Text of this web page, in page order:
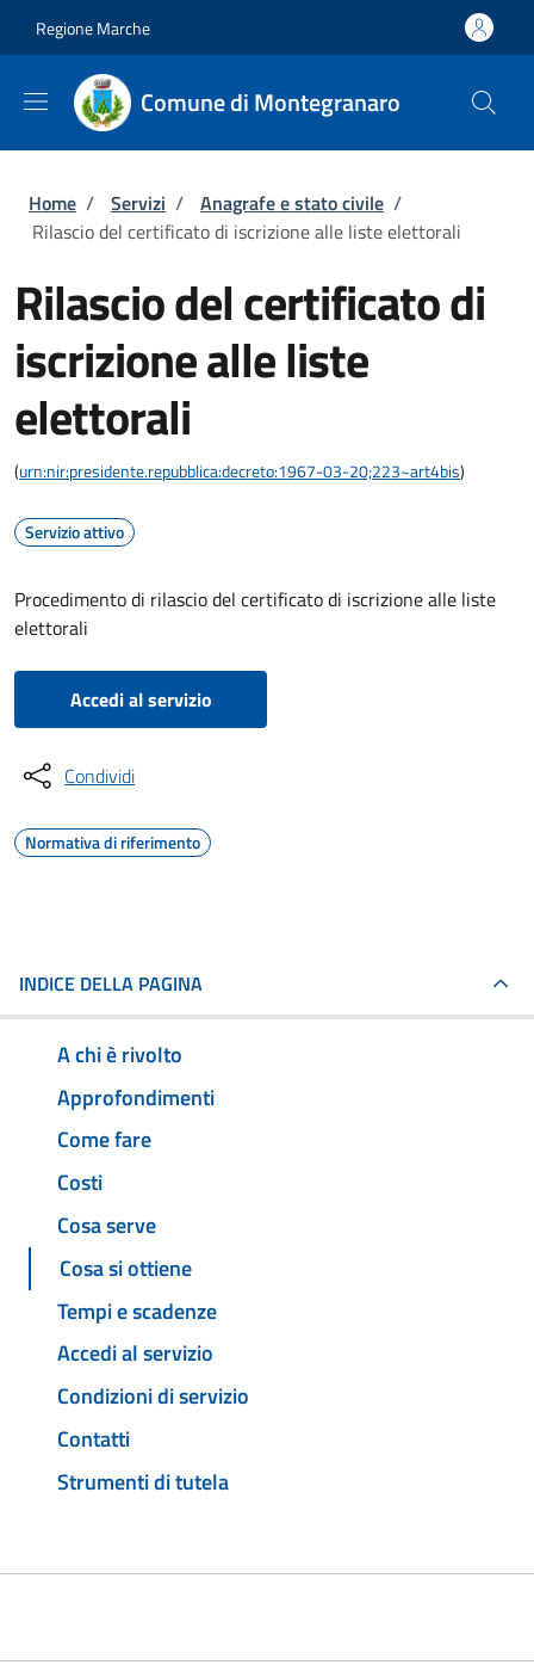
Regione Marche
Comune di Montegranaro
Briciole di pane
Home / Servizi / Anagrafe e stato civile /
Rilascio del certificato di iscrizione alle liste elettorali
Rilascio del certificato di
iscrizione alle liste
elettorali
(urn:nir:presidente.repubblica:decreto:1967-03-20;223~art4bis)
Servizio attivo
Procedimento di rilascio del certificato di iscrizione alle liste
elettorali
Accedi al servizio
Condividi
Normativa di riferimento
INDICE DELLA PAGINA
A chi è rivolto
Approfondimenti
Come fare
Costi
Cosa serve
Cosa si ottiene
Tempi e scadenze
Accedi al servizio
Condizioni di servizio
Contatti
Strumenti di tutela